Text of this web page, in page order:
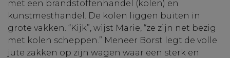
met een brandstoffenhandel (kolen) en
kunstmesthandel. De kolen liggen buiten in
grote vakken. “Kijk”, wijst Marie, “ze zijn net bezig
met kolen scheppen.” Meneer Borst legt de volle
jute zakken op zijn wagen waar een sterk en